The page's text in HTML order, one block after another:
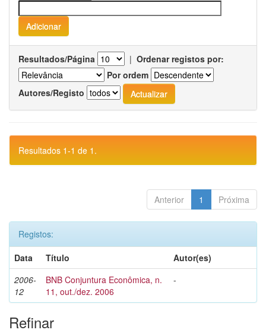
Resultados/Página | Ordenar registos por:
Por ordem
Autores/Registo
Resultados 1-1 de 1.
Anterior 1 Próxima
Registos:
Data
Título
Autor(es)
2006-
12
BNB Conjuntura Econômica, n.
11, out./dez. 2006
-
Refinar